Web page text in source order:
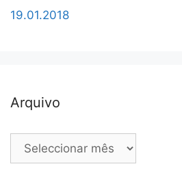
19.01.2018
Arquivo
Arquivo